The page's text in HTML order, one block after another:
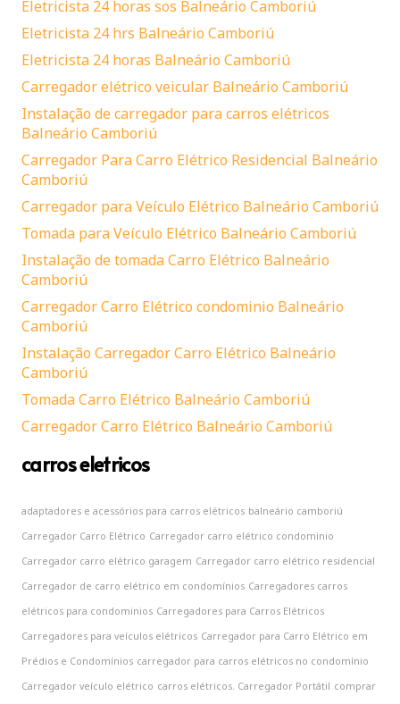
Eletricista 24 horas sos Balneário Camboriú
Eletricista 24 hrs Balneário Camboriú
Eletricista 24 horas Balneário Camboriú
Carregador elétrico veicular Balneário Camboriú
Instalação de carregador para carros elétricos
Balneário Camboriú
Carregador Para Carro Elétrico Residencial Balneário
Camboriú
Carregador para Veículo Elétrico Balneário Camboriú
Tomada para Veículo Elétrico Balneário Camboriú
Instalação de tomada Carro Elétrico Balneário
Camboriú
Carregador Carro Elétrico condominio Balneário
Camboriú
Instalação Carregador Carro Elétrico Balneário
Camboriú
Tomada Carro Elétrico Balneário Camboriú
Carregador Carro Elétrico Balneário Camboriú
carros eletricos
adaptadores e acessórios para carros elétricos balneário camboriú
Carregador Carro Elétrico Carregador carro elétrico condominio
Carregador carro elétrico garagem Carregador carro elétrico residencial
Carregador de carro elétrico em condomínios Carregadores carros
elétricos para condominios Carregadores para Carros Elétricos
Carregadores para veículos elétricos Carregador para Carro Elétrico em
Prédios e Condomínios carregador para carros elétricos no condomínio
Carregador veículo elétrico carros elétricos. Carregador Portátil comprar